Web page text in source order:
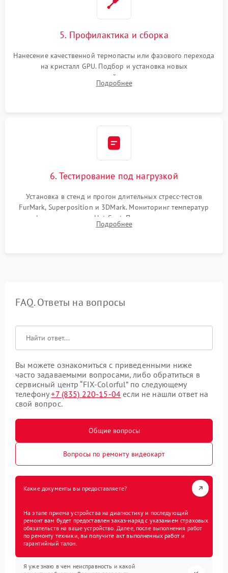
5. Профилактика и сборка
Нанесение качественной термопасты или фазового перехода
на кристалл GPU. Подбор и установка новых
термопрокладок правильной толщины на память и цепи
питания. Монтаж радиатора и бэкплейта, подключение и
Подробнее
6. Тестирование под нагрузкой
Установка в стенд и прогон длительных стресс-тестов
FurMark, Superposition и 3DMark. Мониторинг температур
графического чипа и Hot Spot. Проверка на отсутствие
артефактов изображения, вылетов драйвера и зависаний.
Подробнее
FAQ. Ответы на вопросы
Вы можете ознакомиться с приведенными ниже
часто задаваемыми вопросами, либо обратиться в
сервисный центр “FIX-Colorful” по следующему
телефону+7 (835) 220-15-04 если не нашли ответ на
свой вопрос.
Общие вопросы
Вопросы по ремонту видеокарт
Какие документы вы предоставляете?
На этапе приема устройства на диагностику и последующий
ремонт вам будет предоставлен заказ-наряд с указанием страховых
обязательств на ваше устройство. Далее, после выполнения работ
по ремонту техники, вы получите акт выполненных работ и
гарантийный талон.
Я уже знаю в чем неисправность и какой